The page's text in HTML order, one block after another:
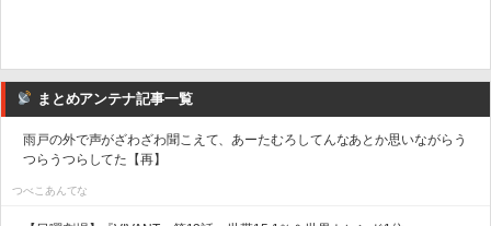
まとめアンテナ記事一覧
雨戸の外で声がざわざわ聞こえて、あーたむろしてんなあとか思いながらう
つらうつらしてた【再】
つべこあんてな